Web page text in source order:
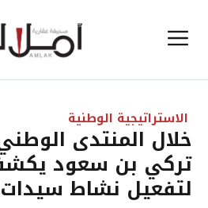
إلى القائمة
الاستراتيجية الوطنية
خلال المنتدى
تركي بن سعود
لتفعيل نشاط سيدات